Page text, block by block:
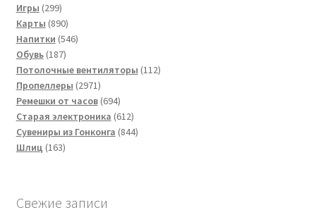
Игры 299299
товаров
Карты 890890
товаров
Напитки 546546
Обувь 187187
товаров
Потолочные вентиляторы 112112
Пропеллеры 29712971
товар
Ремешки от часов 694694
товара
Старая электроника 612612
товаров
Сувениры из Гонконга 844844
Шлиц 163163
Свежие записи